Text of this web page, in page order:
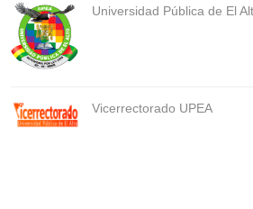
Universidad Pública de El
Vicerrectorado UPEA